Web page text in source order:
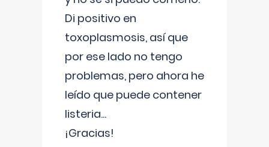
Di positivo en
toxoplasmosis, así que
por ese lado no tengo
problemas, pero ahora he
leído que puede contener
listeria...
¡Gracias!